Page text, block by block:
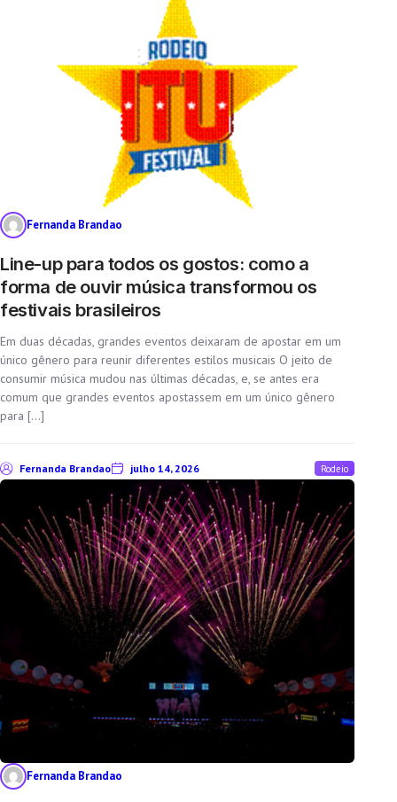
Fernanda Brandao
Line-up para todos os gostos: como a
forma de ouvir música transformou os
festivais brasileiros
Em duas décadas, grandes eventos deixaram de apostar em um
único gênero para reunir diferentes estilos musicais O jeito de
consumir música mudou nas últimas décadas, e, se antes era
comum que grandes eventos apostassem em um único gênero
para […]
Fernanda Brandao julho 14, 2026 Rodeio
Fernanda Brandao